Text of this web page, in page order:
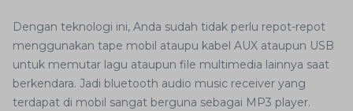
Dengan teknologi ini, Anda sudah tidak perlu repot-repot
menggunakan tape mobil ataupu kabel AUX ataupun USB
untuk memutar lagu ataupun file multimedia lainnya saat
berkendara. Jadi bluetooth audio music receiver yang
terdapat di mobil sangat berguna sebagai MP3 player.